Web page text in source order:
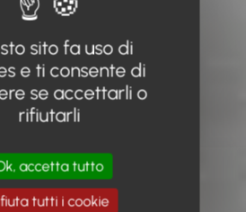
sito fa uso di
e ti consente di
se accettarli o
rifiutarli
accetta tutto
tutti i cookie